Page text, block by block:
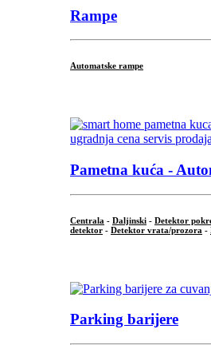
Rampe
Automatske rampe
Pametna kuća -
Centrala - Daljinski - Detektor
detektor - Detektor vrata/prozora -
Parking barijere